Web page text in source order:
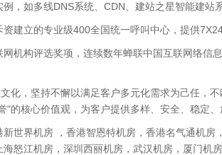
，如多线DNS系统、CDN、建站之星智能建站
建立的专业级400全国统一呼叫中心，提供
机构评选奖项，连续数年蝉联中国互联网络信
化，坚持不懈以满足客户多元化需求为己任，
核心价值观，为客户提供多样、安全、稳定、
世界机房 ，香港智恩特机房，香港名气通机房
怒江机房，深圳西丽机房，武汉机房，厦门机房